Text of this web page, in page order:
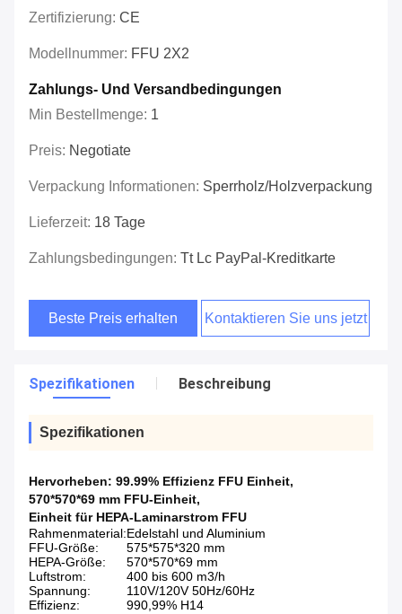
Zertifizierung: CE
Modellnummer: FFU 2X2
Zahlungs- Und Versandbedingungen
Min Bestellmenge: 1
Preis: Negotiate
Verpackung Informationen: Sperrholz/Holzverpackung
Lieferzeit: 18 Tage
Zahlungsbedingungen: Tt Lc PayPal-Kreditkarte
Beste Preis erhalten Kontaktieren Sie uns jetzt
Spezifikationen Beschreibung
Spezifikationen
Hervorheben: 99.99% Effizienz FFU Einheit,
570*570*69 mm FFU-Einheit,
Einheit für HEPA-Laminarstrom FFU
Rahmenmaterial:Edelstahl und Aluminium
FFU-Größe:
575*575*320 mm
HEPA-Größe:
570*570*69 mm
Luftstrom:
400 bis 600 m3/h
Spannung:
110V/120V 50Hz/60Hz
Effizienz:
990,99% H14